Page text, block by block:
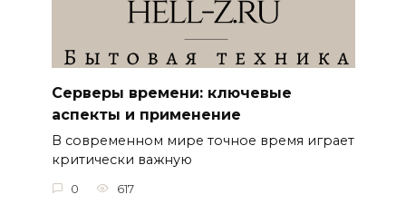
Серверы времени: ключевые
аспекты и применение
В современном мире точное время играет
критически важную
0 617